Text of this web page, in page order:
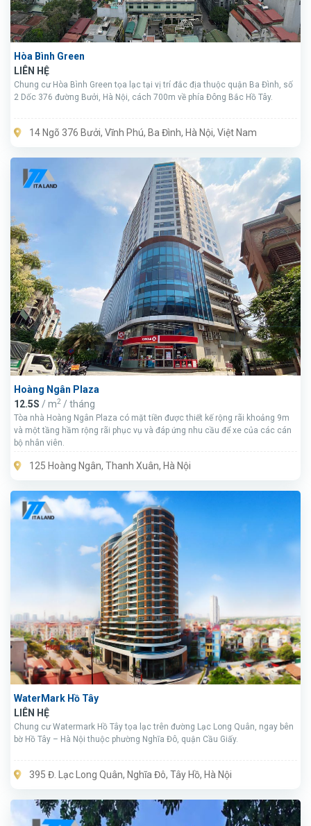
Hòa Bình Green
LIÊN HỆ
Chung cư Hòa Bình Green tọa lạc tại vị trí đắc địa thuộc quận Ba Đình, số
2 Dốc 376 đường Bưởi, Hà Nội, cách 700m về phía Đông Bắc Hồ Tây.
14 Ngõ 376 Bưởi, Vĩnh Phú, Ba Đình, Hà Nội, Việt Nam
Hoàng Ngân Plaza
12.5S / m2 / tháng
Tòa nhà Hoàng Ngân Plaza có mặt tiền được thiết kế rộng rãi khoảng 9m
và một tầng hầm rộng rãi phục vụ và đáp ứng nhu cầu để xe của các cán
bộ nhân viên.
125 Hoàng Ngân, Thanh Xuân, Hà Nội
WaterMark Hồ Tây
LIÊN HỆ
Chung cư Watermark Hồ Tây tọa lạc trên đường Lạc Long Quân, ngay bên
bờ Hồ Tây – Hà Nội thuộc phường Nghĩa Đô, quận Cầu Giấy.
395 Đ. Lạc Long Quân, Nghĩa Đô, Tây Hồ, Hà Nội